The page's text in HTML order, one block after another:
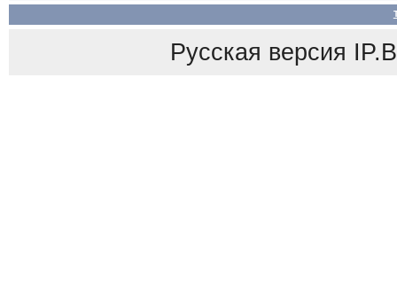
Русская версия